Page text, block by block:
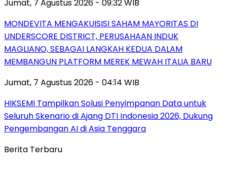
Jumat, 7 Agustus 2026 - 09:32 WIB
MONDEVITA MENGAKUISISI SAHAM MAYORITAS DI
UNDERSCORE DISTRICT, PERUSAHAAN INDUK
MAGLIANO, SEBAGAI LANGKAH KEDUA DALAM
MEMBANGUN PLATFORM MEREK MEWAH ITALIA BARU
Jumat, 7 Agustus 2026 - 04:14 WIB
HIKSEMI Tampilkan Solusi Penyimpanan Data untuk
Seluruh Skenario di Ajang DTI Indonesia 2026, Dukung
Pengembangan AI di Asia Tenggara
Berita Terbaru